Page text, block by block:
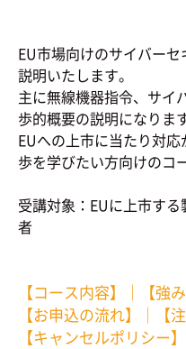
EU市場向けのサイバー
説明いたします。
主に無線機器指令、サイ
歩的概要の説明になりま
EUへの上市に当たり対
歩を学びたい方向けのコ
受講対象：EUに上市す
者
【コース内容】 ｜ 【強
【お申込の流れ】
｜ 【
【キャンセルポリシー】